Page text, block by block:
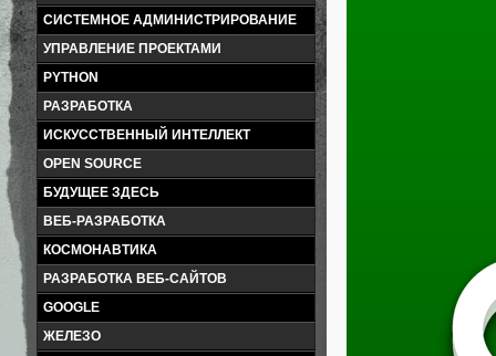
СИСТЕМНОЕ АДМИНИСТРИРОВАНИЕ
УПРАВЛЕНИЕ ПРОЕКТАМИ
PYTHON
РАЗРАБОТКА
ИСКУССТВЕННЫЙ ИНТЕЛЛЕКТ
OPEN SOURCE
БУДУЩЕЕ ЗДЕСЬ
ВЕБ-РАЗРАБОТКА
КОСМОНАВТИКА
РАЗРАБОТКА ВЕБ-САЙТОВ
GOOGLE
ЖЕЛЕЗО